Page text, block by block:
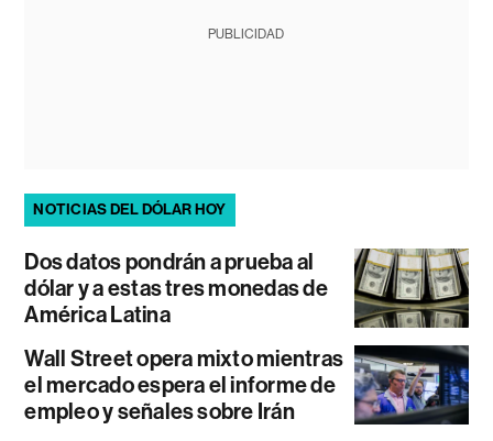
PUBLICIDAD
NOTICIAS DEL DÓLAR HOY
Dos datos pondrán a prueba al
dólar y a estas tres monedas de
América Latina
Wall Street opera mixto mientras
el mercado espera el informe de
empleo y señales sobre Irán